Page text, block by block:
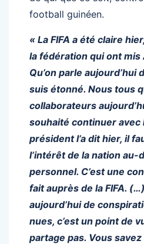
football guinéen.
« La FIFA a été claire
la fédération qui ont mis
Qu’on parle aujourd’hui
suis étonné. Nous tous
collaborateurs
souhaité continuer avec
président l’a dit hier, il
l’intérêt de la nation au-
personnel. C’est une
fait auprès de la FIFA.
aujourd’hui de
nues, c’est un point de
partage pas. Vous savez